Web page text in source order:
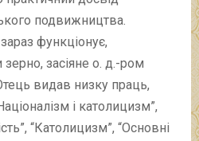
подвижництва.
функціонує,
засіяне о. д.-ром
видав низку праць,
і католицизм”,
“Католицизм”, “Основні